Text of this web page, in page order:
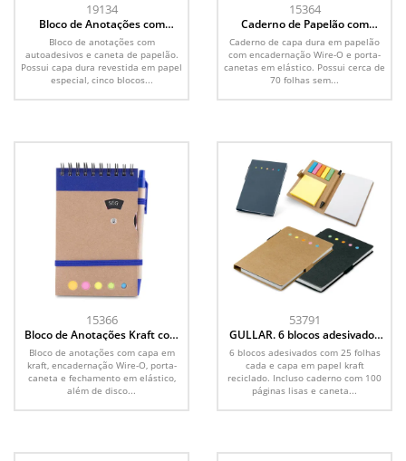
19134
Bloco de Anotações com
Autoadesivos e Caneta
Bloco de anotações com
autoadesivos e caneta de papelão.
Possui capa dura revestida em papel
especial, cinco blocos...
15364
Caderno de Papelão com
Caneta
Caderno de capa dura em papelão
com encadernação Wire-O e porta-
canetas em elástico. Possui cerca de
70 folhas sem...
15366
Bloco de Anotações Kraft com
Caneta
Bloco de anotações com capa em
kraft, encadernação Wire-O, porta-
caneta e fechamento em elástico,
além de disco...
53791
GULLAR. 6 blocos adesivados
com 25 folhas cada e capa em
papel kraft reciclado
6 blocos adesivados com 25 folhas
cada e capa em papel kraft
reciclado. Incluso caderno com 100
páginas lisas e caneta...